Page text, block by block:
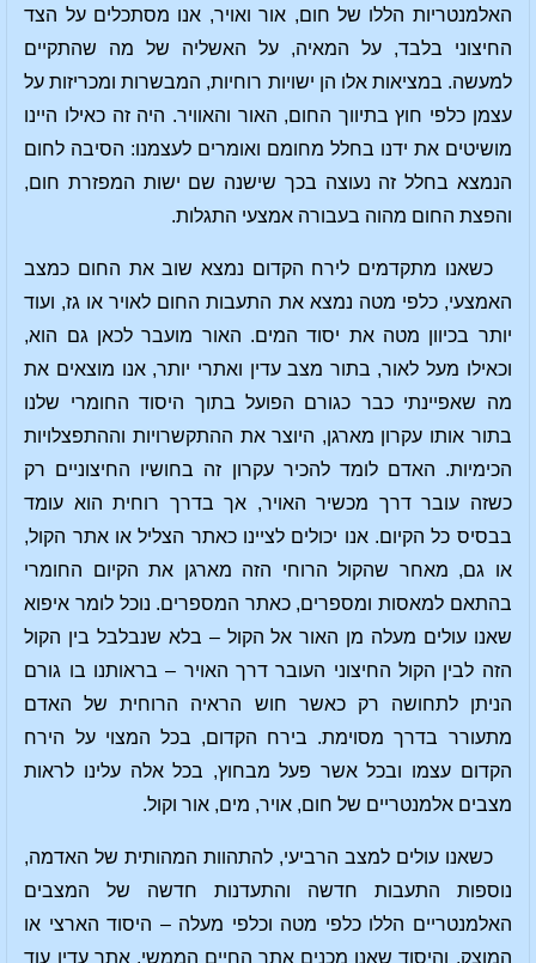
האלמנטריות הללו של חום, אור ואויר, אנו מסתכלים על הצד
החיצוני בלבד, על המאיה, על האשליה של מה שהתקיים
למעשה. במציאות אלו הן ישויות רוחיות, המבשרות ומכריזות על
עצמן כלפי חוץ בתיווך החום, האור והאוויר. היה זה כאילו היינו
מושיטים את ידנו בחלל מחומם ואומרים לעצמנו: הסיבה לחום
הנמצא בחלל זה נעוצה בכך שישנה שם ישות המפזרת חום,
והפצת החום מהוה בעבורה אמצעי התגלות.
כשאנו מתקדמים לירח הקדום נמצא שוב את החום כמצב
האמצעי, כלפי מטה נמצא את התעבות החום לאויר או גז, ועוד
יותר בכיוון מטה את יסוד המים. האור מועבר לכאן גם הוא,
וכאילו מעל לאור, בתור מצב עדין ואתרי יותר, אנו מוצאים את
מה שאפיינתי כבר כגורם הפועל בתוך היסוד החומרי שלנו
בתור אותו עקרון מארגן, היוצר את ההתקשרויות וההתפצלויות
הכימיות. האדם לומד להכיר עקרון זה בחושיו החיצוניים רק
כשזה עובר דרך מכשיר האויר, אך בדרך רוחית הוא עומד
בבסיס כל הקיום. אנו יכולים לציינו כאתר הצליל או אתר הקול,
או גם, מאחר שהקול הרוחי הזה מארגן את הקיום החומרי
בהתאם למאסות ומספרים, כאתר המספרים. נוכל לומר איפוא
שאנו עולים מעלה מן האור אל הקול – בלא שנבלבל בין הקול
הזה לבין הקול החיצוני העובר דרך האויר – בראותנו בו גורם
הניתן לתחושה רק כאשר חוש הראיה הרוחית של האדם
מתעורר בדרך מסוימת. בירח הקדום, בכל המצוי על הירח
הקדום עצמו ובכל אשר פעל מבחוץ, בכל אלה עלינו לראות
מצבים אלמנטריים של חום, אויר, מים, אור וקול.
כשאנו עולים למצב הרביעי, להתהוות המהותית של האדמה,
נוספות התעבות חדשה והתעדנות חדשה של המצבים
האלמנטריים הללו כלפי מטה וכלפי מעלה – היסוד הארצי או
המוצק, והיסוד שאנו מכנים אתר החיים הממשי, אתר עדין עוד